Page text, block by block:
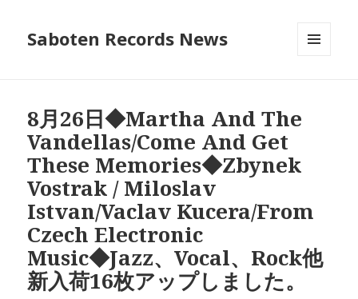
Saboten Records News
8月26日◆Martha And The
Vandellas/Come And Get
These Memories◆Zbynek
Vostrak / Miloslav
Istvan/Vaclav Kucera/From
Czech Electronic
Music◆Jazz、Vocal、Rock他
新入荷16枚アップしました。